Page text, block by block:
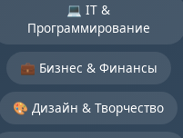
💻 IT &
Программирование
💼 Бизнес & Финансы
🎨 Дизайн & Творчество